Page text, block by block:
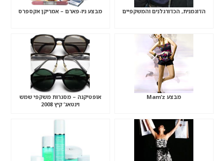
הדוגמנית, הכדורגלנים והמשקפיים מבצע ניו-פארם – אמריקן אקספרס
מבצע Mam’z
אופטיקנה – מסגרות משקפי שמש
וינטאג’ קיץ 2008